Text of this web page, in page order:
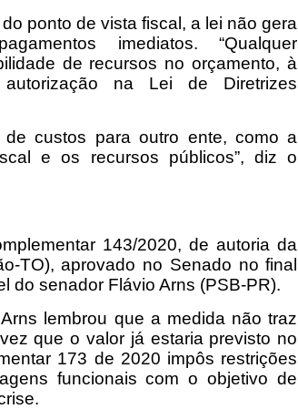
ponto de vista fiscal, a lei não gera
imediatos. “Qualquer
de recursos no orçamento, à
na Lei de Diretrizes
de custos para outro ente, como a
e os recursos públicos”, diz o
143/2020, de autoria da
TO), aprovado no Senado no final
do senador Flávio Arns (PSB-PR).
lembrou que a medida não traz
que o valor já estaria previsto no
173 de 2020 impôs restrições
funcionais com o objetivo de